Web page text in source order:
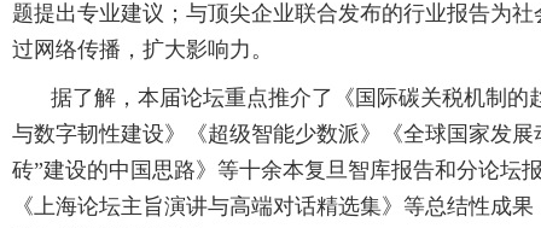
题提出专业建议；与顶尖企业联合发布的行业报告为
过网络传播，扩大影响力。
据了解，本届论坛重点推介了《国际碳关税机制
与数字韧性建设》《超级智能少数派》《全球国家发
砖”建设的中国思路》等十余本复旦智库报告和分论坛
《上海论坛主旨演讲与高端对话精选集》等总结性成